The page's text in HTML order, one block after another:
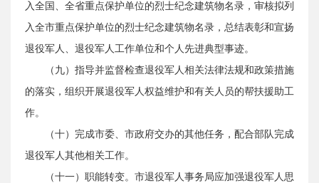
入全国、全省重点保护单位的烈士纪念建筑物名录，审核拟列
入全市重点保护单位的烈士纪念建筑物名录，总结表彰和宣扬
退役军人、退役军人工作单位和个人先进典型事迹。
（九）指导并监督检查退役军人相关法律法规和政策措施
的落实，组织开展退役军人权益维护和有关人员的帮扶援助工
作。
（十）完成市委、市政府交办的其他任务，配合部队完成
退役军人其他相关工作。
（十一）职能转变。市退役军人事务局应加强退役军人思